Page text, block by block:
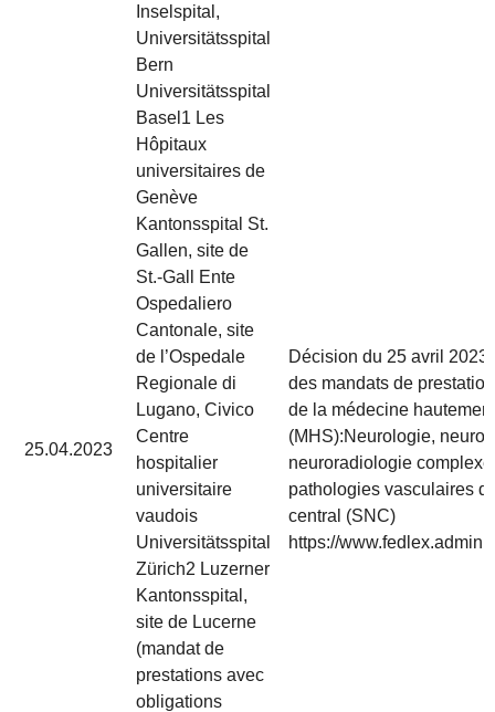
25.04.2023
Inselspital,
Universitätsspital
Bern
Universitätsspital
Basel1 Les
Hôpitaux
universitaires de
Genève
Kantonsspital St.
Gallen, site de
St.-Gall Ente
Ospedaliero
Cantonale, site
de l’Ospedale
Regionale di
Lugano, Civico
Centre
hospitalier
universitaire
vaudois
Universitätsspital
Zürich2 Luzerner
Kantonsspital,
site de Lucerne
(mandat de
prestations avec
obligations
Décision du 25 avril 2023
des mandats de
de la médecine
(MHS):Neurologie,
neuroradiologie
pathologies vasculaires
central (SNC)
https://